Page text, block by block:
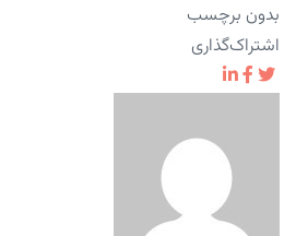
بدون برچسب
اشتراک‌گذاری